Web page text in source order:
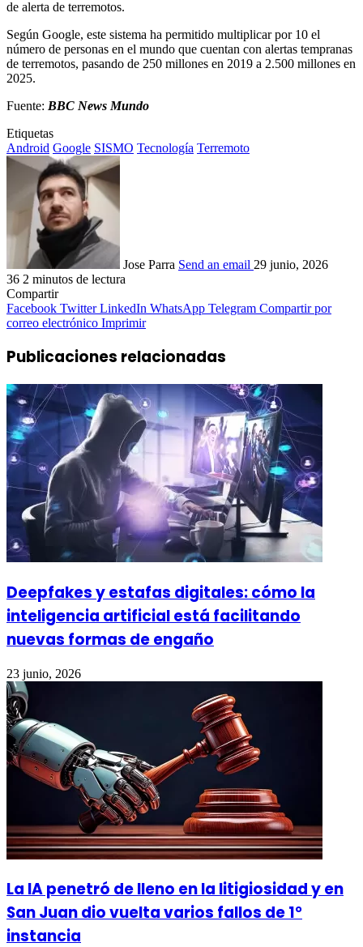
de alerta de terremotos.
Según Google, este sistema ha permitido multiplicar por 10 el
número de personas en el mundo que cuentan con alertas tempranas
de terremotos, pasando de 250 millones en 2019 a 2.500 millones en
2025.
Fuente: BBC News Mundo
Etiquetas
Android Google SISMO Tecnología Terremoto
Jose Parra Send an email 29 junio, 2026
36 2 minutos de lectura
Compartir
Facebook Twitter LinkedIn WhatsApp Telegram Compartir por
correo electrónico Imprimir
Publicaciones relacionadas
Deepfakes y estafas digitales: cómo la
inteligencia artificial está facilitando
nuevas formas de engaño
23 junio, 2026
La IA penetró de lleno en la litigiosidad y en
San Juan dio vuelta varios fallos de 1°
instancia